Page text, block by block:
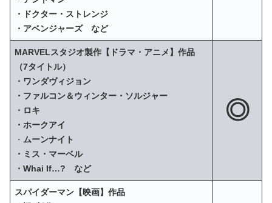
・ドクター・ストレンジ
・アベンジャーズ など
MARVELスタジオ製作【ドラマ・アニメ】作品
（7タイトル）
・ワンダヴィジョン
・ファルコン＆ウィンター・ソルジャー
・ロキ
・ホークアイ
・ ムーンナイト
・ミス・マーベル
・Whai If…? など
◎
スパイダーマン【映画】作品